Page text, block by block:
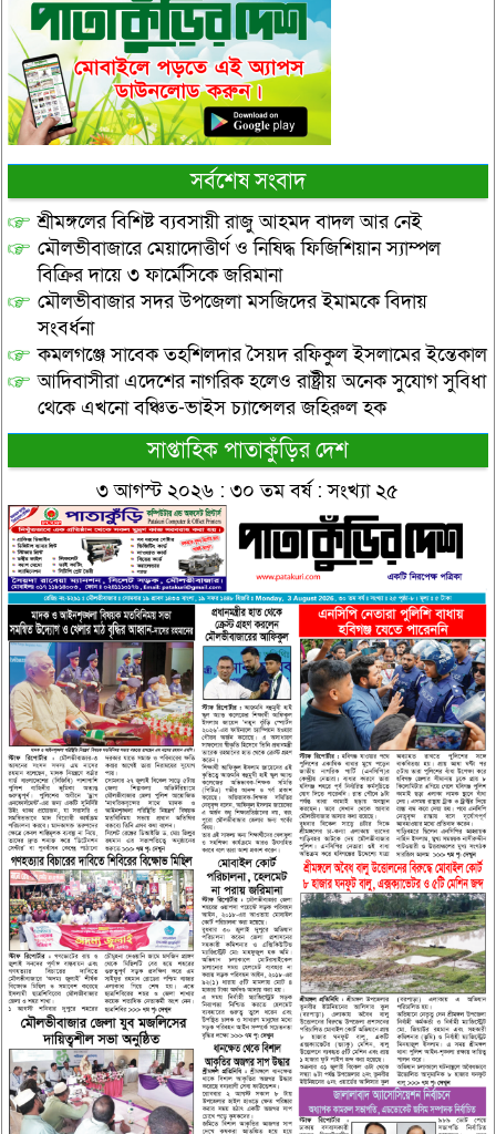
সর্বশেষ সংবাদ
শ্রীমঙ্গলের বিশিষ্ট ব্যবসায়ী রাজু আহমদ বাদল আর নেই
মৌলভীবাজারে মেয়াদোত্তীর্ণ ও নিষিদ্ধ ফিজিশিয়ান স্যাম্পল
বিক্রির দায়ে ৩ ফার্মেসিকে জরিমানা
মৌলভীবাজার সদর উপজেলা মসজিদের ইমামকে বিদায়
সংবর্ধনা
কমলগঞ্জে সাবেক তহশিলদার সৈয়দ রফিকুল ইসলামের ইন্তেকাল
আদিবাসীরা এদেশের নাগরিক হলেও রাষ্ট্রীয় অনেক সুযোগ সুবিধা
থেকে এখনো বঞ্চিত-ভাইস চ্যান্সেলর জহিরুল হক
সাপ্তাহিক পাতাকুঁড়ির দেশ
৩ আগস্ট ২০২৬ : ৩০ তম বর্ষ : সংখ্যা ২৫